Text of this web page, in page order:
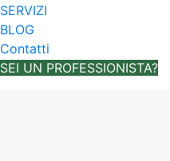
SERVIZI
BLOG
Contatti
SEI UN PROFESSIONISTA?